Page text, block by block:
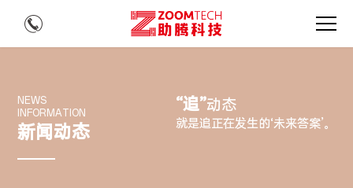
NEWS
INFORMATION
新闻动态
“追”动态
就是追正在发生的‘未来答案’。